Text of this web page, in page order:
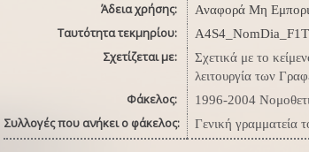
Άδεια χρήσης: Αναφορά Μη
Ταυτότητα τεκμηρίου:
Σχετίζεται με:
Σχετικά με το
λειτουργία των
Φάκελος: 1996-2004
Συλλογές που ανήκει ο φάκελος: Γενική γραμματεία